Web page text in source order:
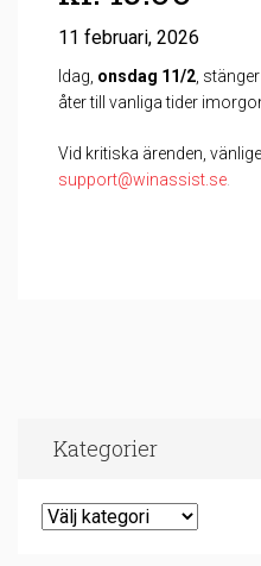
11 februari, 2026
Idag, onsdag 11/2 ,
åter till vanliga tider
Vid kritiska ärenden,
support@winassist.se
Kategorier